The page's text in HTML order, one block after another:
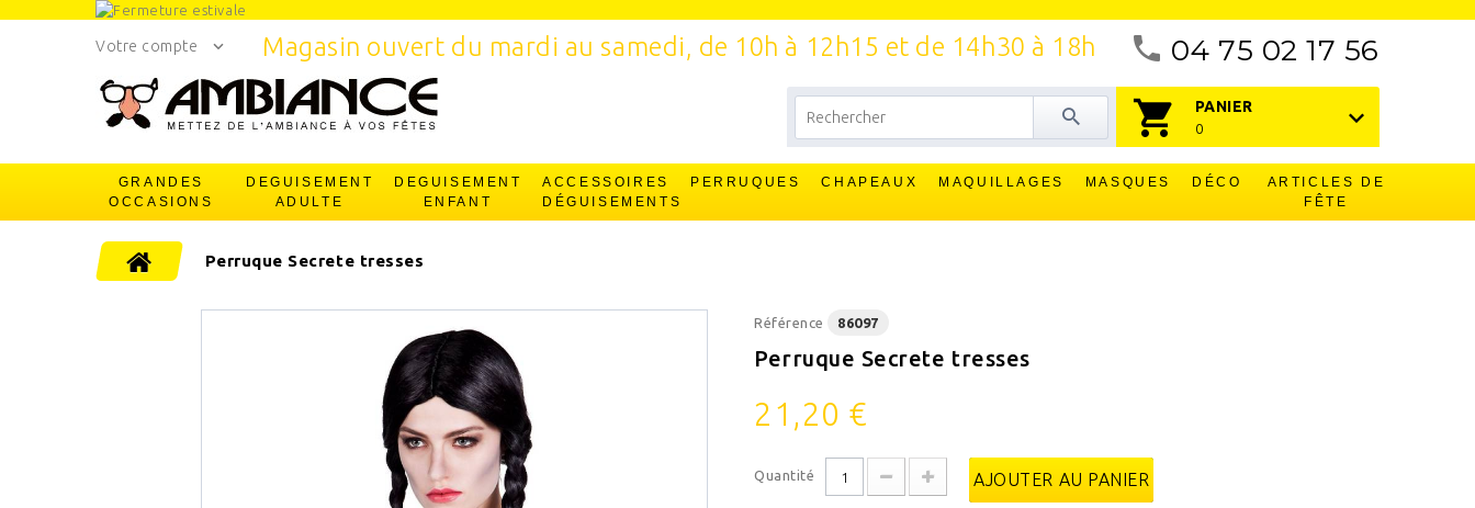
04 75 02 17 56
Votre compte Magasin ouvert du mardi au samedi, de 10h à 12h15 et de 14h30 à 18h
PANIER
0
GRANDES
OCCASIONS
DEGUISEMENT
ADULTE
DEGUISEMENT
ENFANT
ACCESSOIRES
DÉGUISEMENTS
PERRUQUES CHAPEAUX MAQUILLAGES MASQUES DÉCO
ARTICLES DE
FÊTE
Perruque Secrete tresses
Référence 86097
Perruque Secrete tresses
21,20 €
Quantité AJOUTER AU PANIER